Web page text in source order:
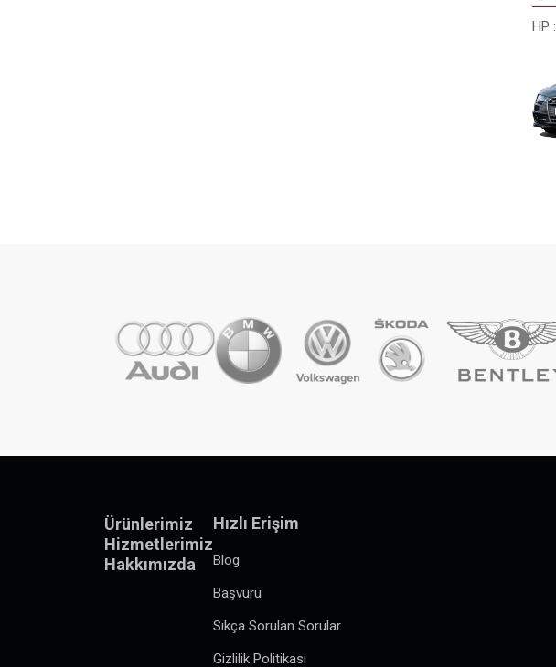
HP :
Ürünlerimiz
Hizmetlerimiz
Hakkımızda
Hızlı Erişim
Blog
Başvuru
Sıkça Sorulan Sorular
Gizlilik Politikası